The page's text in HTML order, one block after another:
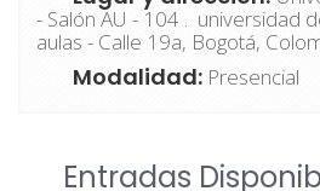
- Salón AU - 104 . universidad
aulas - Calle 19a, Bogotá,
Modalidad: Presencial
Entradas